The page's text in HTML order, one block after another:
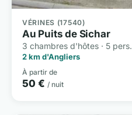
VÉRINES (17540)
Au Puits de Sichar
3 chambres d'hôtes · 5 pers.
2 km d'Angliers
À partir de
50 € / nuit